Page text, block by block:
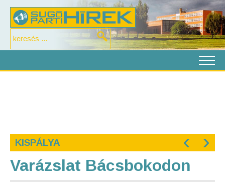
KISPÁLYA ‹ ›
Varázslat Bácsbokodon